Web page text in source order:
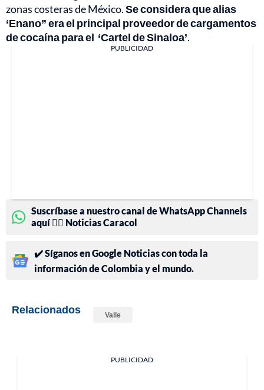
zonas costeras de México.Se considera que alias
‘Enano” era el principal proveedor de cargamentos
de cocaína para el ‘Cartel de Sinaloa’.
PUBLICIDAD
Suscríbase a nuestro canal de WhatsApp Channels
aquí 👉🏻 Noticias Caracol
✔️ Síganos en Google Noticias con toda la
información de Colombia y el mundo.
Relacionados Valle
PUBLICIDAD